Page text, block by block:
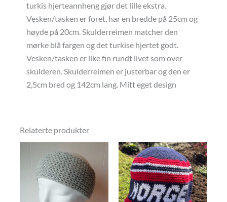
turkis hjerteannheng gjør det lille ekstra.
Vesken/tasken er foret, har en bredde på 25cm og
høyde på 20cm. Skulderreimen matcher den
mørke blå fargen og det turkise hjertet godt.
Vesken/tasken er like fin rundt livet som over
skulderen. Skulderreimen er justerbar og den er
2,5cm bred og 142cm lang. Mitt eget design
Relaterte produkter